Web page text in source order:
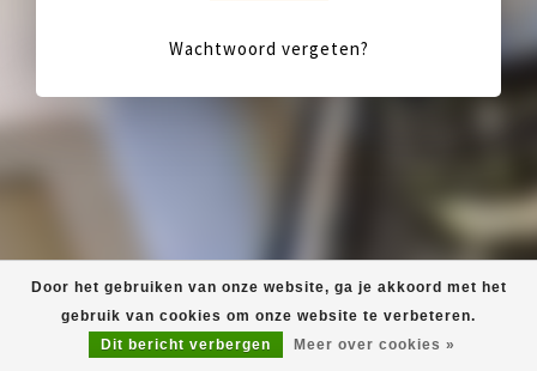
Wachtwoord vergeten?
Door het gebruiken van onze website, ga je akkoord met het
gebruik van cookies om onze website te verbeteren.
Dit bericht verbergen
Meer over cookies »